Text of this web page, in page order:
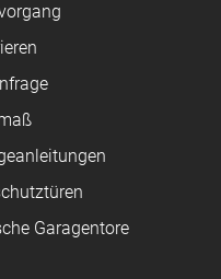
Garagentore